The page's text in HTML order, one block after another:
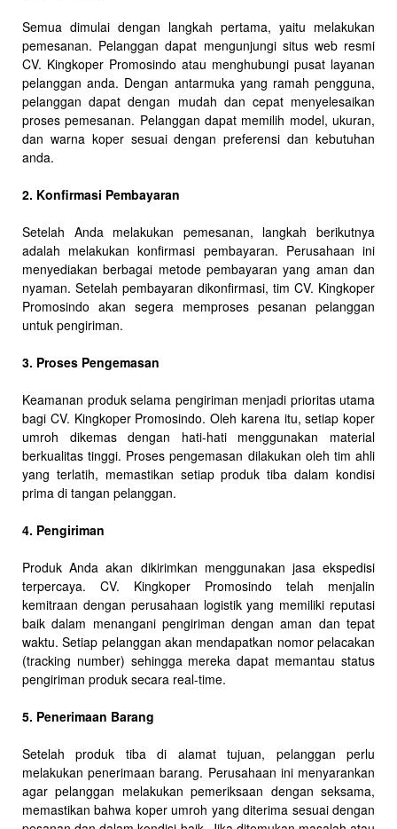
Semua dimulai dengan langkah pertama, yaitu melakukan
pemesanan. Pelanggan dapat mengunjungi situs web resmi
CV. Kingkoper Promosindo atau menghubungi pusat layanan
pelanggan anda. Dengan antarmuka yang ramah pengguna,
pelanggan dapat dengan mudah dan cepat menyelesaikan
proses pemesanan. Pelanggan dapat memilih model, ukuran,
dan warna koper sesuai dengan preferensi dan kebutuhan
anda.
2. Konfirmasi Pembayaran
Setelah Anda melakukan pemesanan, langkah berikutnya
adalah melakukan konfirmasi pembayaran. Perusahaan ini
menyediakan berbagai metode pembayaran yang aman dan
nyaman. Setelah pembayaran dikonfirmasi, tim CV. Kingkoper
Promosindo akan segera memproses pesanan pelanggan
untuk pengiriman.
3. Proses Pengemasan
Keamanan produk selama pengiriman menjadi prioritas utama
bagi CV. Kingkoper Promosindo. Oleh karena itu, setiap koper
umroh dikemas dengan hati-hati menggunakan material
berkualitas tinggi. Proses pengemasan dilakukan oleh tim ahli
yang terlatih, memastikan setiap produk tiba dalam kondisi
prima di tangan pelanggan.
4. Pengiriman
Produk Anda akan dikirimkan menggunakan jasa ekspedisi
terpercaya. CV. Kingkoper Promosindo telah menjalin
kemitraan dengan perusahaan logistik yang memiliki reputasi
baik dalam menangani pengiriman dengan aman dan tepat
waktu. Setiap pelanggan akan mendapatkan nomor pelacakan
(tracking number) sehingga mereka dapat memantau status
pengiriman produk secara real-time.
5. Penerimaan Barang
Setelah produk tiba di alamat tujuan, pelanggan perlu
melakukan penerimaan barang. Perusahaan ini menyarankan
agar pelanggan melakukan pemeriksaan dengan seksama,
memastikan bahwa koper umroh yang diterima sesuai dengan